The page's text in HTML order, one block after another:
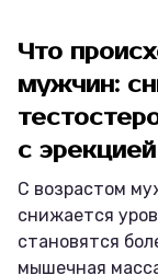
Что
мужчин:
с эрекцией
С возрастом
снижается
становятся
мышечная